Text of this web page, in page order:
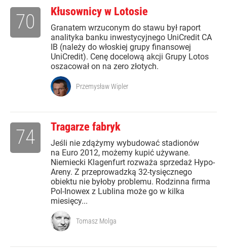
Kłusownicy w Lotosie
Granatem wrzuconym do stawu był raport
analityka banku inwestycyjnego UniCredit CA
IB (należy do włoskiej grupy finansowej
UniCredit). Cenę docelową akcji Grupy Lotos
oszacował on na zero złotych.
70
Przemysław Wipler
Tragarze fabryk
Jeśli nie zdążymy wybudować stadionów
na Euro 2012, możemy kupić używane.
Niemiecki Klagenfurt rozważa sprzedaż Hypo-
Areny. Z przeprowadzką 32-tysięcznego
obiektu nie byłoby problemu. Rodzinna firma
Pol-Inowex z Lublina może go w kilka
miesięcy...
74
Tomasz Molga